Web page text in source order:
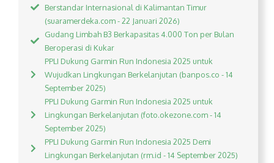
Berstandar Internasional di Kalimantan Timur
(suaramerdeka.com - 22 Januari 2026)
Gudang Limbah B3 Berkapasitas 4.000 Ton per Bulan
Beroperasi di Kukar
PPLI Dukung Garmin Run Indonesia 2025 untuk
Wujudkan Lingkungan Berkelanjutan (banpos.co - 14
September 2025)
PPLI Dukung Garmin Run Indonesia 2025 untuk
Lingkungan Berkelanjutan (foto.okezone.com - 14
September 2025)
PPLI Dukung Garmin Run Indonesia 2025 Demi
Lingkungan Berkelanjutan (rm.id - 14 September 2025)